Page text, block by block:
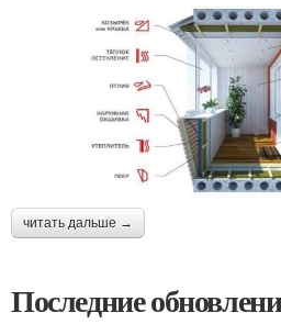
читать дальше →
Последние